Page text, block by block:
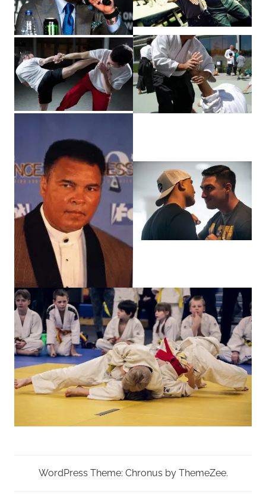
WordPress Theme: Chronus by ThemeZee.